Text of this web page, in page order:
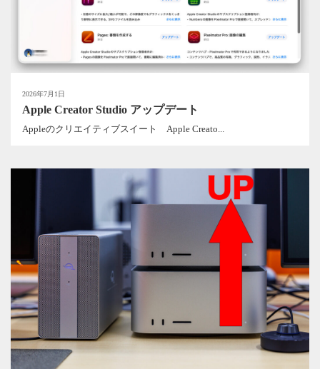
2026年7月1日
Apple Creator Studio アップデート
Appleのクリエイティブスイート Apple Creato...